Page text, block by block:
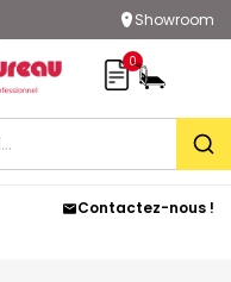
Showroom
0
Contactez-nous !